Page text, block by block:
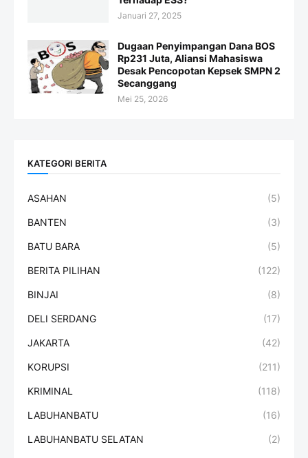
Januari 27, 2025
Dugaan Penyimpangan Dana BOS
Rp231 Juta, Aliansi Mahasiswa
Desak Pencopotan Kepsek SMPN 2
Secanggang
Mei 25, 2026
KATEGORI BERITA
ASAHAN (5)
BANTEN (3)
BATU BARA (5)
BERITA PILIHAN (122)
BINJAI (8)
DELI SERDANG (17)
JAKARTA (42)
KORUPSI (211)
KRIMINAL (118)
LABUHANBATU (16)
LABUHANBATU SELATAN (2)